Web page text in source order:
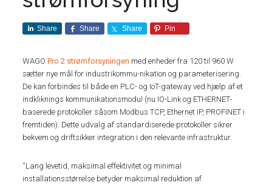
Share Share Share Pin
WAGOPro 2 strømforsyningen med enheder fra 120 til 960 W
sætter nye mål for industrikommu-nikation og parameterisering.
De kan forbindes til både en PLC- og IoT-gateway ved hjælp af et
indkliknings kommunikationsmodul (nu IO-Link og ETHERNET-
baserede protokoller såsom Modbus TCP, Ethernet IP, PROFINET i
fremtiden). Dette udvalg af standardiserede protokoller sikrer
bekvem og driftsikker integration i den relevante infrastruktur.
“Lang levetid, maksimal effektivitet og minimal
installationsstørrelse betyder maksimal reduktion af